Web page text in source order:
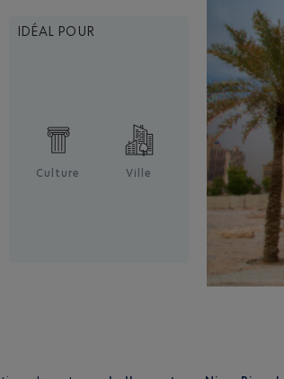
IDÉAL POUR
Culture Ville